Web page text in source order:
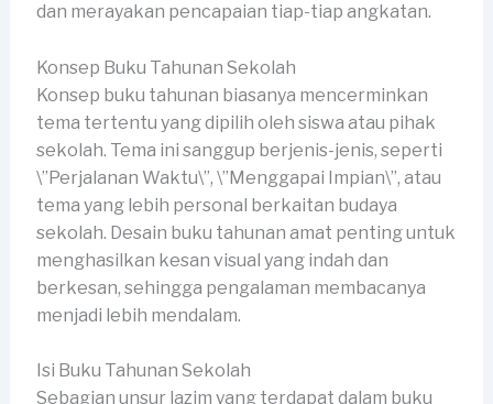
dan merayakan pencapaian tiap-tiap angkatan.
Konsep Buku Tahunan Sekolah
Konsep buku tahunan biasanya mencerminkan
tema tertentu yang dipilih oleh siswa atau pihak
sekolah. Tema ini sanggup berjenis-jenis, seperti
\”Perjalanan Waktu\”, \”Menggapai Impian\”, atau
tema yang lebih personal berkaitan budaya
sekolah. Desain buku tahunan amat penting untuk
menghasilkan kesan visual yang indah dan
berkesan, sehingga pengalaman membacanya
menjadi lebih mendalam.
Isi Buku Tahunan Sekolah
Sebagian unsur lazim yang terdapat dalam buku